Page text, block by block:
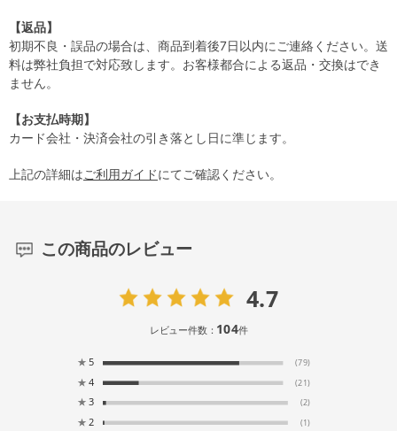
【返品】
初期不良・誤品の場合は、商品到着後7日以内にご連絡ください。送
料は弊社負担で対応致します。お客様都合による返品・交換はでき
ません。
【お支払時期】
カード会社・決済会社の引き落とし日に準じます。
上記の詳細はご利用ガイドにてご確認ください。
この商品のレビュー
4.7
レビュー件数： 104件
★ 5 (79)
★ 4 (21)
★ 3 (2)
★ 2 (1)